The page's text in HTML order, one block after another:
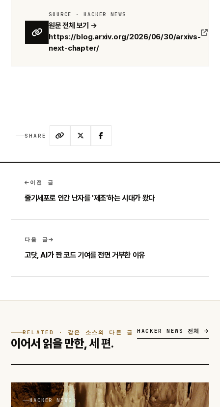
SOURCE · HACKER NEWS
원문 전체 보기 →
https://blog.arxiv.org/2026/06/30/arxivs-
next-chapter/
SHARE
이전 글
줄기세포로 인간 난자를 '제조'하는 시대가 왔다
다음 글
고닷, AI가 짠 코드 기여를 전면 거부한 이유
RELATED · 같은 소스의 다른 글
이어서 읽을 만한,세 편.
HACKER NEWS 전체
HACKER NEWS